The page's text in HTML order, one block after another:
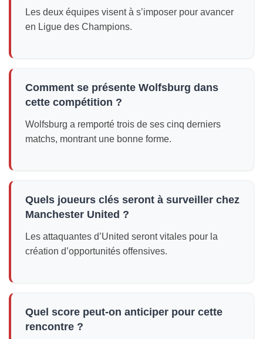
Les deux équipes visent à s’imposer pour avancer
en Ligue des Champions.
Comment se présente Wolfsburg dans
cette compétition ?
Wolfsburg a remporté trois de ses cinq derniers
matchs, montrant une bonne forme.
Quels joueurs clés seront à surveiller chez
Manchester United ?
Les attaquantes d’United seront vitales pour la
création d’opportunités offensives.
Quel score peut-on anticiper pour cette
rencontre ?